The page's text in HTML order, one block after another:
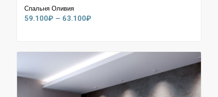
Спальня Оливия
59.100₽ – 63.100₽Диапазон
–
63.100₽